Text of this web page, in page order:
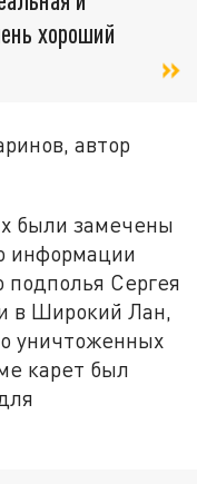
хороший
автор
были замечены
информации
подполья Сергея
в Широкий Лан,
уничтоженных
карет был